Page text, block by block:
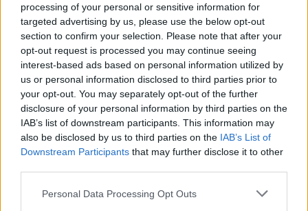
processing of your personal or sensitive information for
targeted advertising by us, please use the below opt-out
section to confirm your selection. Please note that after your
opt-out request is processed you may continue seeing
interest-based ads based on personal information utilized by
us or personal information disclosed to third parties prior to
your opt-out. You may separately opt-out of the further
disclosure of your personal information by third parties on the
IAB’s list of downstream participants. This information may
also be disclosed by us to third parties on the IAB’s List of
Downstream Participants that may further disclose it to other
Personal Data Processing Opt Outs
individueller Absprache)
Dein Einstieg erfolgt nach individueller Absprache auf
Basis deiner Verfügbarkeit in Zusammenhang mit der
Einsatzplanung an Bord und ist generell ganzjährig
möglich.
Warum sea chefs?
Das bieten wir dir:
Die schönsten Ziele der Erde
Bezahlte An- & Abreise